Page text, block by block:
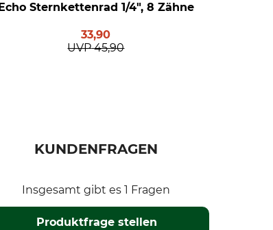
Echo Sternkettenrad 1/4", 8 Zähne
33,90
UVP 45,90
KUNDENFRAGEN
Insgesamt gibt es 1 Fragen
Produktfrage stellen